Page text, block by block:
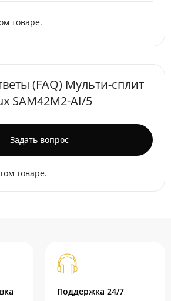
товаре.
(FAQ) Мульти-сплит
SAM42M2-AI/5
Задать вопрос
товаре.
Поддержка 24/7